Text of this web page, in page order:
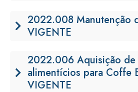
2022.008 Manutenção
VIGENTE
2022.006 Aquisição
alimentícios para Coffe
VIGENTE